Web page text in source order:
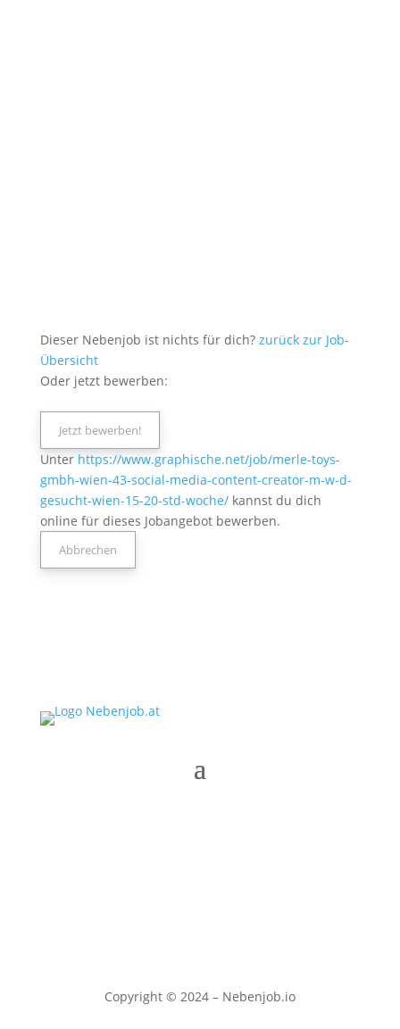
Dieser Nebenjob ist nichts für dich? zurück zur Job-
Übersicht
Oder jetzt bewerben:
Unter https://www.graphische.net/job/merle-toys-
gmbh-wien-43-social-media-content-creator-m-w-d-
gesucht-wien-15-20-std-woche/kannst du dich
online für dieses Jobangebot bewerben.
Copyright © 2024 – Nebenjob.io